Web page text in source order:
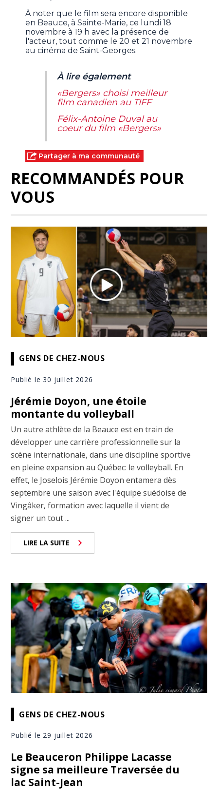
À noter que le film sera encore disponible
en Beauce, à Sainte-Marie, ce lundi 18
novembre à 19 h avec la présence de
l'acteur, tout comme le 20 et 21 novembre
au cinéma de Saint-Georges.
À lire également
«Bergers» choisi meilleur
film canadien au TIFF
Félix-Antoine Duval au
coeur du film «Bergers»
Partager à ma communauté
RECOMMANDÉS POUR
VOUS
GENS DE CHEZ-NOUS
Publié le 30 juillet 2026
Jérémie Doyon, une étoile
montante du volleyball
Un autre athlète de la Beauce est en train de
développer une carrière professionnelle sur la
scène internationale, dans une discipline sportive
en pleine expansion au Québec: le volleyball. En
effet, le Joselois Jérémie Doyon entamera dès
septembre une saison avec l'équipe suédoise de
Vingâker, formation avec laquelle il vient de
signer un tout ...
LIRE LA SUITE
GENS DE CHEZ-NOUS
Publié le 29 juillet 2026
Le Beauceron Philippe Lacasse
signe sa meilleure Traversée du
lac Saint-Jean